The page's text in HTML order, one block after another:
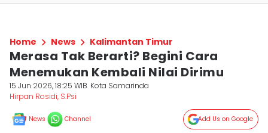
Home News Kalimantan Timur
Merasa Tak Berarti? Begini Cara
Menemukan Kembali Nilai Dirimu
15 Jun 2026, 18:25 WIB Kota Samarinda
Hirpan Rosidi, S.Psi
News Channel Add Us on Google